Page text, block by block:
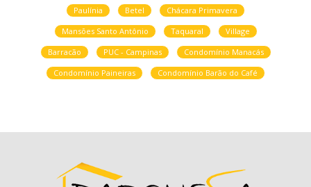
Paulínia
Betel
Chácara Primavera
Mansões Santo Antônio
Taquaral
Village
Barracão
PUC - Campinas
Condomínio Manacás
Condomínio Paineiras
Condomínio Barão do Café